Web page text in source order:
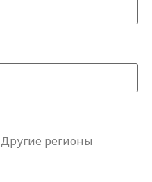
Другие регионы